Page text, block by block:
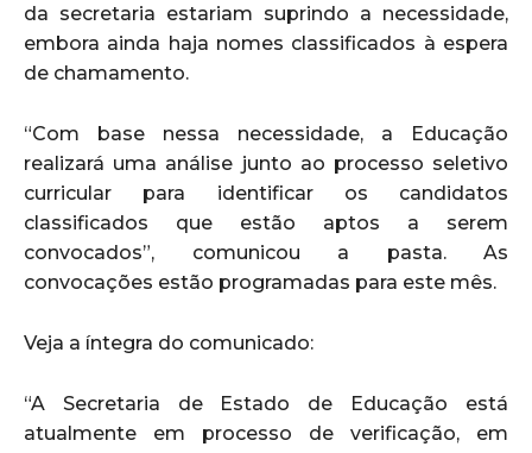
da secretaria estariam suprindo a necessidade,
embora ainda haja nomes classificados à espera
de chamamento.
“Com base nessa necessidade, a Educação
realizará uma análise junto ao processo seletivo
curricular para identificar os candidatos
classificados que estão aptos a serem
convocados”, comunicou a pasta. As
convocações estão programadas para este mês.
Veja a íntegra do comunicado:
“A Secretaria de Estado de Educação está
atualmente em processo de verificação, em